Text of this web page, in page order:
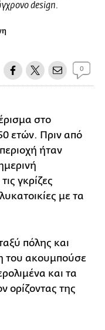
design.
0
στο
ετών. Πριν από
ήταν
γκρίζες
με τα
πόλης και
του ακουμπούσε
και τα
ορίζοντας της